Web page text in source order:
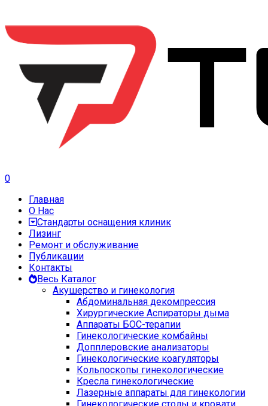
0
Главная
О Нас
Стандарты оснащения клиник
Лизинг
Ремонт и обслуживание
Публикации
Контакты
Весь Каталог
Акушерство и гинекология
Абдоминальная декомпрессия
Хирургические Аспираторы дыма
Аппараты БОС-терапии
Гинекологические комбайны
Допплеровские анализаторы
Гинекологические коагуляторы
Кольпоскопы гинекологические
Кресла гинекологические
Лазерные аппараты для гинекологии